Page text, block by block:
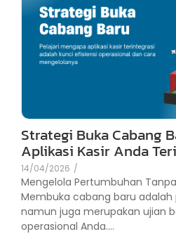
Strategi Buka Cabang
Aplikasi Kasir Anda
14/04/2026 /
Mengelola Pertumbuhan
Membuka cabang baru
namun juga merupakan ujian
operasional Anda....